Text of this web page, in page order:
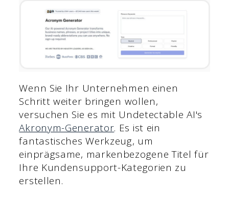
Wenn Sie Ihr Unternehmen einen
Schritt weiter bringen wollen,
versuchen Sie es mit Undetectable AI's
Akronym-Generator. Es ist ein
fantastisches Werkzeug, um
einprägsame, markenbezogene Titel für
Ihre Kundensupport-Kategorien zu
erstellen.